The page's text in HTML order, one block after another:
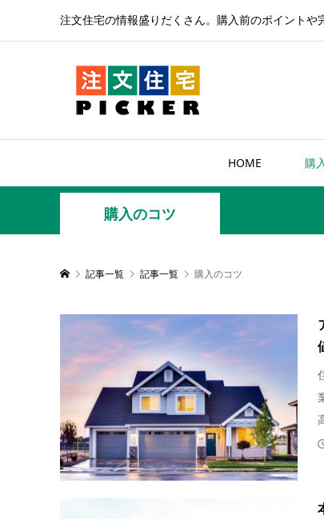
注文住宅の情報盛りだくさん。購入前のポイントや
HOME 購
購入のコツ
記事一覧 記事一覧 購入のコツ